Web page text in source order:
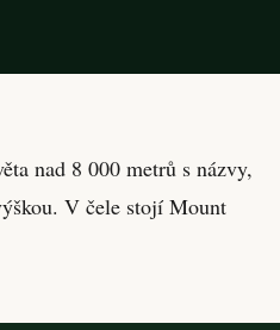
nad 8 000 metrů s názvy,
V čele stojí Mount